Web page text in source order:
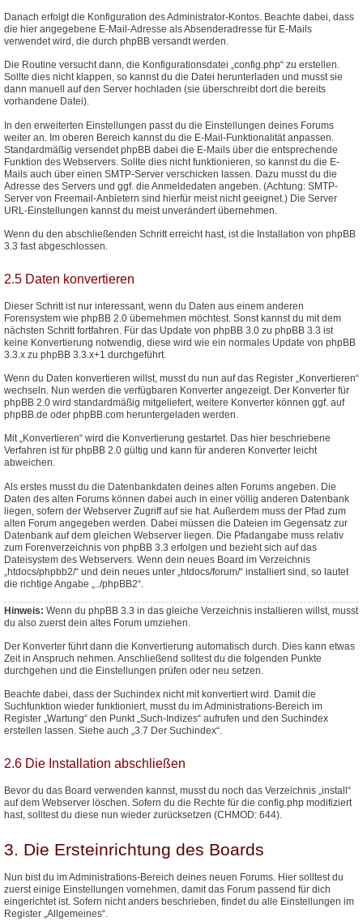
Danach erfolgt die Konfiguration des Administrator-Kontos. Beachte dabei, dass
die hier angegebene E-Mail-Adresse als Absenderadresse für E-Mails
verwendet wird, die durch phpBB versandt werden.
Die Routine versucht dann, die Konfigurationsdatei „config.php“ zu erstellen.
Sollte dies nicht klappen, so kannst du die Datei herunterladen und musst sie
dann manuell auf den Server hochladen (sie überschreibt dort die bereits
vorhandene Datei).
In den erweiterten Einstellungen passt du die Einstellungen deines Forums
weiter an. Im oberen Bereich kannst du die E-Mail-Funktionalität anpassen.
Standardmäßig versendet phpBB dabei die E-Mails über die entsprechende
Funktion des Webservers. Sollte dies nicht funktionieren, so kannst du die E-
Mails auch über einen SMTP-Server verschicken lassen. Dazu musst du die
Adresse des Servers und ggf. die Anmeldedaten angeben. (Achtung: SMTP-
Server von Freemail-Anbietern sind hierfür meist nicht geeignet.) Die Server
URL-Einstellungen kannst du meist unverändert übernehmen.
Wenn du den abschließenden Schritt erreicht hast, ist die Installation von phpBB
3.3 fast abgeschlossen.
2.5 Daten konvertieren
Dieser Schritt ist nur interessant, wenn du Daten aus einem anderen
Forensystem wie phpBB 2.0 übernehmen möchtest. Sonst kannst du mit dem
nächsten Schritt fortfahren. Für das Update von phpBB 3.0 zu phpBB 3.3 ist
keine Konvertierung notwendig, diese wird wie ein normales Update von phpBB
3.3.x zu phpBB 3.3.x+1 durchgeführt.
Wenn du Daten konvertieren willst, musst du nun auf das Register „Konvertieren“
wechseln. Nun werden die verfügbaren Konverter angezeigt. Der Konverter für
phpBB 2.0 wird standardmäßig mitgeliefert, weitere Konverter können ggf. auf
phpBB.de oder phpBB.com heruntergeladen werden.
Mit „Konvertieren“ wird die Konvertierung gestartet. Das hier beschriebene
Verfahren ist für phpBB 2.0 gültig und kann für anderen Konverter leicht
abweichen.
Als erstes musst du die Datenbankdaten deines alten Forums angeben. Die
Daten des alten Forums können dabei auch in einer völlig anderen Datenbank
liegen, sofern der Webserver Zugriff auf sie hat. Außerdem muss der Pfad zum
alten Forum angegeben werden. Dabei müssen die Dateien im Gegensatz zur
Datenbank auf dem gleichen Webserver liegen. Die Pfadangabe muss relativ
zum Forenverzeichnis von phpBB 3.3 erfolgen und bezieht sich auf das
Dateisystem des Webservers. Wenn dein neues Board im Verzeichnis
„htdocs/phpbb2/“ und dein neues unter „htdocs/forum/“ installiert sind, so lautet
die richtige Angabe „../phpBB2“.
Hinweis: Wenn du phpBB 3.3 in das gleiche Verzeichnis installieren willst, musst
du also zuerst dein altes Forum umziehen.
Der Konverter führt dann die Konvertierung automatisch durch. Dies kann etwas
Zeit in Anspruch nehmen. Anschließend solltest du die folgenden Punkte
durchgehen und die Einstellungen prüfen oder neu setzen.
Beachte dabei, dass der Suchindex nicht mit konvertiert wird. Damit die
Suchfunktion wieder funktioniert, musst du im Administrations-Bereich im
Register „Wartung“ den Punkt „Such-Indizes“ aufrufen und den Suchindex
erstellen lassen. Siehe auch „3.7 Der Suchindex“.
2.6 Die Installation abschließen
Bevor du das Board verwenden kannst, musst du noch das Verzeichnis „install“
auf dem Webserver löschen. Sofern du die Rechte für die config.php modifiziert
hast, solltest du diese nun wieder zurücksetzen (CHMOD: 644).
3. Die Ersteinrichtung des Boards
Nun bist du im Administrations-Bereich deines neuen Forums. Hier solltest du
zuerst einige Einstellungen vornehmen, damit das Forum passend für dich
eingerichtet ist. Sofern nicht anders beschrieben, findet du alle Einstellungen im
Register „Allgemeines“.